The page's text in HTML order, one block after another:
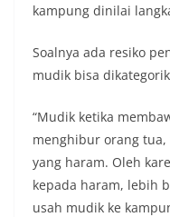
kampung dinilai
Soalnya ada resiko
mudik bisa
“Mudik ketika
menghibur orang
yang haram. Oleh
kepada haram, lebih
usah mudik ke